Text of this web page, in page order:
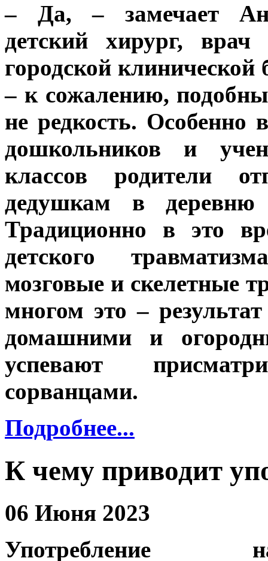
– Да, – замечает
детский хирург,
городской
– к сожалению,
не редкость. Особенно
дошкольников и
классов родители
дедушкам в
Традиционно в это
детского
мозговые и скелетные
многом это –
домашними и
успевают
сорванцами.
Подробнее...
К чему приводит
06 Июня 2023
Употребление